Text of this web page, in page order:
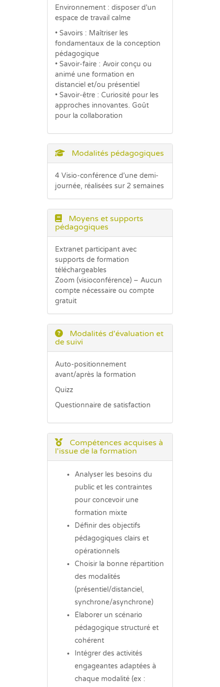
Environnement : disposer d'un
espace de travail calme
• Savoirs : Maîtriser les
fondamentaux de la conception
pédagogique
• Savoir-faire : Avoir conçu ou
animé une formation en
distanciel et/ou présentiel
• Savoir-être : Curiosité pour les
approches innovantes. Goût
pour la collaboration
Modalités pédagogiques
4 Visio-conférence d'une demi-
journée, réalisées sur 2 semaines
Moyens et supports
pédagogiques
Extranet participant avec
supports de formation
téléchargeables
Zoom (visioconférence) – Aucun
compte nécessaire ou compte
gratuit
Modalités d'évaluation et
de suivi
Auto-positionnement
avant/après la formation
Quizz
Questionnaire de satisfaction
Compétences acquises à
l'issue de la formation
Analyser les besoins du
public et les contraintes
pour concevoir une
formation mixte
Définir des objectifs
pédagogiques clairs et
opérationnels
Choisir la bonne répartition
des modalités
(présentiel/distanciel,
synchrone/asynchrone)
Élaborer un scénario
pédagogique structuré et
cohérent
Intégrer des activités
engageantes adaptées à
chaque modalité (ex :